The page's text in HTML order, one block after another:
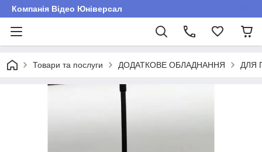
Компанія Відео Юніверсал
Товари та послуги ДОДАТКОВЕ ОБЛАДНАННЯ ДЛЯ